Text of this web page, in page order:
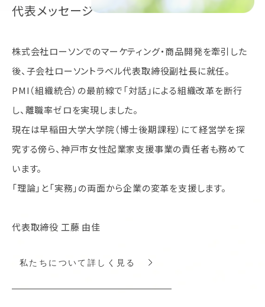
代表メッセージ
株式会社ローソンでのマーケティング・商品開発を牽引した
後、子会社ローソントラベル代表取締役副社長に就任。
PMI（組織統合）の最前線で「対話」による組織改革を断行
し、離職率ゼロを実現しました。
現在は早稲田大学大学院（博士後期課程）にて経営学を探
究する傍ら、神戸市女性起業家支援事業の責任者も務めて
います。
「理論」と「実務」の両面から企業の変革を支援します。
代表取締役 工藤 由佳
私たちについて詳しく見る